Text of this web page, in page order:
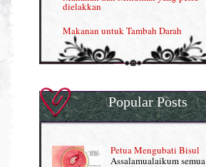
Nutrisi untuk Ikhtiar Hamil
OMEGA GUARD
Omega Guard: EPA & DHA for kids
OSTEMATRIX
Pantang Larang dalam Pengambilan
Vitamin
dielakkan
Makanan untuk Tambah Darah
Masalah HB rendah?
Normal VS Czer
Pemakanan Semasa Hamil
Penyusuan Bayi
Popular Posts
Petua Mengubati Bisul
Assalamualaikum semua